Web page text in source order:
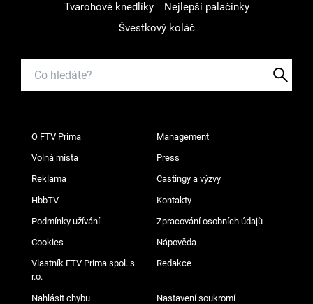
Tvarohové knedlíky
Nejlepší palačinky
Švestkový koláč
O FTV Prima Management
Volná místa Press
Reklama Castingy a výzvy
HbbTV Kontakty
Podmínky užívání Zpracování osobních údajů
Cookies Nápověda
Vlastník FTV Prima spol. s
r.o.
Redakce
Nahlásit chybu Nastavení soukromí